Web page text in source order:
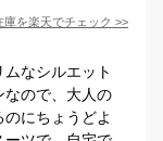
庫を楽天でチェック >>
なシルエット
なので、大人の
にちょうどよ